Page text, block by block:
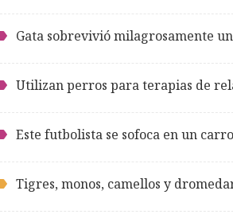
Gata sobrevivió milagrosamente
Utilizan perros para terapias de
Este futbolista se sofoca en un
Tigres, monos, camellos y